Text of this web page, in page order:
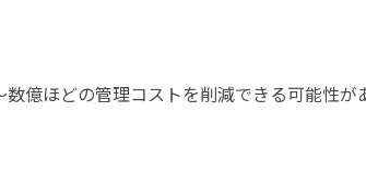
億ほどの管理コストを削減できる可能性が